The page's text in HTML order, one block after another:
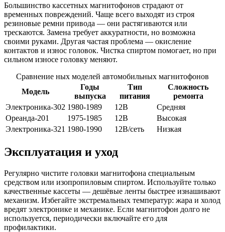
Большинство кассетных магнитофонов страдают от
временных повреждений. Чаще всего выходят из строя
резиновые ремни привода — они растягиваются или
трескаются. Замена требует аккуратности, но возможна
своими руками. Другая частая проблема — окисление
контактов и износ головок. Чистка спиртом помогает, но при
сильном износе головку меняют.
Сравнение ных моделей автомобильных магнитофонов
Модель
Годы
выпуска
Тип
питания
Сложность
ремонта
Электроника-302 1980-1989 12В
Средняя
Ореанда-201
1975-1985 12В
Высокая
Электроника-321 1980-1990 12В/сеть Низкая
Эксплуатация и уход
Регулярно чистите головки магнитофона специальным
средством или изопропиловым спиртом. Используйте только
качественные кассеты — дешёвые ленты быстрее изнашивают
механизм. Избегайте экстремальных температур: жара и холод
вредят электронике и механике. Если магнитофон долго не
используется, периодически включайте его для
профилактики.